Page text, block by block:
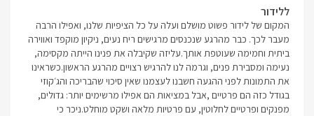
ללידור
המקום של לידור פשוט מושלם ועלה על כל הציפיות שלנו, ואפילו הרבה
מעבר לכך. כבר מהרגע שנכנסים מרגישים ריח נעים, ניקיון מוקפד ואווירה
ביתית וחמימה שעוטפת אותך.עליזה שקיבלה את פנינו הייתה מקסימה,
נעימה ומסבירת פנים, וגרמה לנו להרגיש רצויים מהרגע הראשון.כשראינו
את התמונות לפני ההגעה חשבנו לעצמנו שאין סיכוי שהבריכה והג׳קוזי
בגודל כזה הם פרטיים ,אבל במציאות הם אפילו מרשימים יותר: גדולים,
מפנקים ופרטיים לחלוטין, עם פרטיות מלאה ושקט מוחלט.ניכר כי